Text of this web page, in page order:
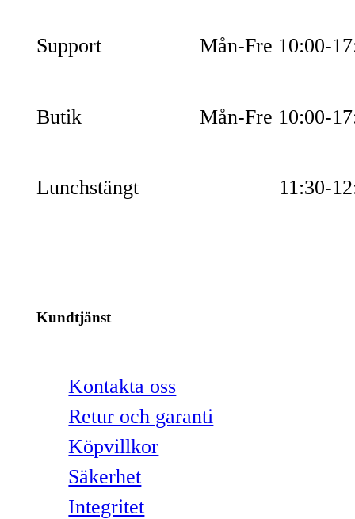
Support Mån-Fre 10:00-
Butik Mån-Fre 10:00-
Lunchstängt 11:30-
Kundtjänst
Kontakta oss
Retur och garanti
Köpvillkor
Säkerhet
Integritet